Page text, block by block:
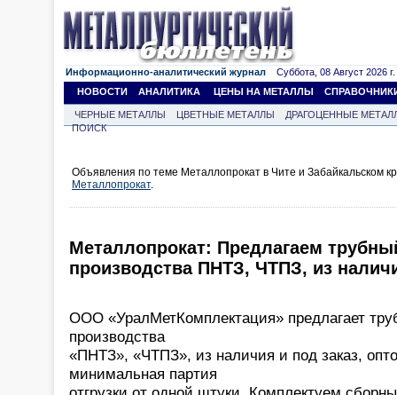
Информационно-аналитический журнал Суббота, 08 Август 2026 г.
НОВОСТИ
АНАЛИТИКА ЦЕНЫ НА МЕТАЛЛЫ
ЧЕРНЫЕ МЕТАЛЛЫ ЦВЕТНЫЕ МЕТАЛЛЫ
ДРАГОЦЕННЫЕ
ПОИСК
Объявления по теме Металлопрокат в Чите и Забайкальском
Металлопрокат.
Металлопрокат: Предлагаем
производства ПНТЗ, ЧТПЗ, из
ООО «УралМетКомплектация» предлагает
производства
«ПНТЗ», «ЧТПЗ», из наличия и под заказ,
минимальная партия